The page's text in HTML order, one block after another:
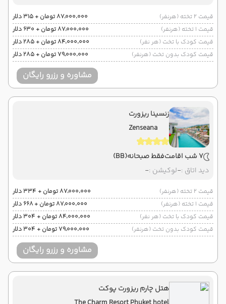
قیمت 2 تخته (هرنفر)
۸۷٬۰۰۰٬۰۰۰ تومان + ۳۱۵ دلار
قیمت 1 تخته (هرنفر)
۸۷٬۰۰۰٬۰۰۰ تومان + ۶۳۰ دلار
قیمت کودک با تخت (هر نفر)
۸۴٬۰۰۰٬۰۰۰ تومان + ۲۸۵ دلار
قیمت کودک بدون تخت (هرنفر)
۷۹٬۰۰۰٬۰۰۰ تومان + ۲۸۵ دلار
مشاوره و رزرو رایگان
زنسینا ریزورت
Zenseana
7 شب اقامت فقط صبحانه(BB)
دید اتاق :-لوکیشن :-
قیمت 2 تخته (هرنفر)
۸۷٬۰۰۰٬۰۰۰ تومان + ۳۳۴ دلار
قیمت 1 تخته (هرنفر)
۸۷٬۰۰۰٬۰۰۰ تومان + ۶۶۸ دلار
قیمت کودک با تخت (هر نفر)
۸۴٬۰۰۰٬۰۰۰ تومان + ۳۰۴ دلار
قیمت کودک بدون تخت (هرنفر)
۷۹٬۰۰۰٬۰۰۰ تومان + ۳۰۴ دلار
مشاوره و رزرو رایگان
هتل چارم ریزورت پوکت